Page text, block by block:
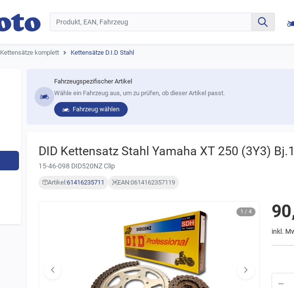
Kettensätze komplett Kettensätze D.I.D Stahl
Fahrzeugspezifischer Artikel
Wähle ein Fahrzeug aus, um zu prüfen, ob dieser Artikel passt.
Fahrzeug wählen
DID Kettensatz Stahl Yamaha XT 250 (3Y3)
15-46-098 DID520NZ Clip
Artikel:61416235711 EAN:0614162357119
1 / 4
inkl.